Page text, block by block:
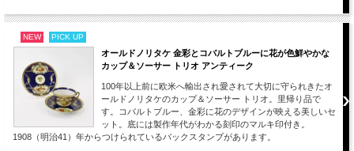
NEW PICK UP
オールドノリタケ 金彩とコバルトブルーに花が色鮮やかな
カップ＆ソーサー トリオ アンティーク
100年以上前に欧米へ輸出され愛されて大切に守られきたオ
ールドノリタケのカップ＆ソーサー トリオ。里帰り品で
す。コバルトブルー、金彩に花のデザインが映える美しいセ
ット。底には製作年代がわかる刻印のマルキ印付き。
1908（明治41）年からつけられているバックスタンプがあります。